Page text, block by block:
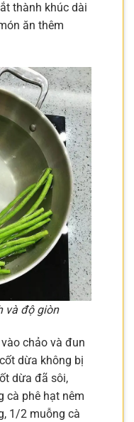
thành khúc dài
ăn thêm
và độ giòn
chảo và đun
dừa không bị
dừa đã sôi,
cà phê hạt nêm
1/2 muỗng cà